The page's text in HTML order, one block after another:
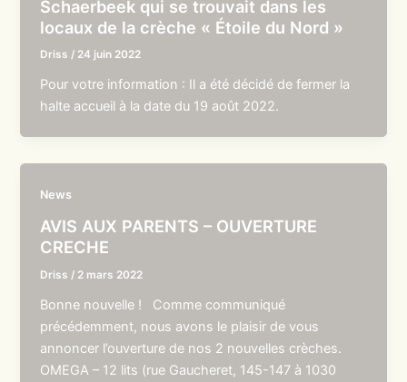
Schaerbeek qui se trouvait dans les
locaux de la crèche « Étoile du Nord »
Driss / 24 juin 2022
Pour votre information : Il a été décidé de fermer la
halte accueil à la date du 19 août 2022.
News
AVIS AUX PARENTS – OUVERTURE
CRECHE
Driss / 2 mars 2022
Bonne nouvelle ! Comme communiqué
précédemment, nous avons le plaisir de vous
annoncer l’ouverture de nos 2 nouvelles crèches.
OMEGA – 12 lits (rue Gaucheret, 145-147 à 1030